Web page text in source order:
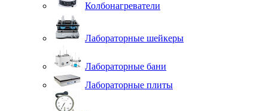
Колбонагреватели
Лабораторные шейкеры
Лабораторные бани
Лабораторные плиты